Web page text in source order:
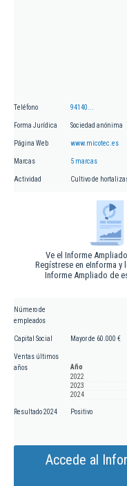
Teléfono 94140...
Forma Jurídica Sociedad anónima
Página Web www.micotec.es
Marcas 5 marcas
Actividad Cultivo de
Ve el Informe
Regístrese en eInforma y
Informe Ampliado de
Número de
empleados
Capital Social Mayor de 60.000 €
Ventas últimos
años
Año
2022
2023
2024
Resultado 2024 Positivo
Accede al